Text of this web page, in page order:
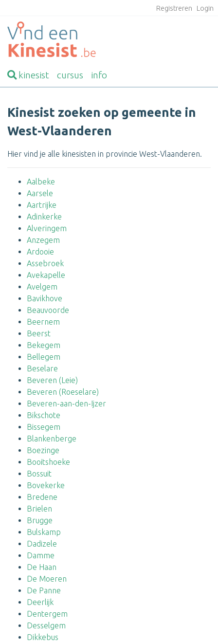
Registreren Login
kinesist cursus info
Kinesist zoeken op gemeente in
West-Vlaanderen
Hier vind je alle kinesisten in provincie West-Vlaanderen.
Aalbeke
Aarsele
Aartrijke
Adinkerke
Alveringem
Anzegem
Ardooie
Assebroek
Avekapelle
Avelgem
Bavikhove
Beauvoorde
Beernem
Beerst
Bekegem
Bellegem
Beselare
Beveren (Leie)
Beveren (Roeselare)
Beveren-aan-den-Ijzer
Bikschote
Bissegem
Blankenberge
Boezinge
Booitshoeke
Bossuit
Bovekerke
Bredene
Brielen
Brugge
Bulskamp
Dadizele
Damme
De Haan
De Moeren
De Panne
Deerlijk
Dentergem
Desselgem
Dikkebus